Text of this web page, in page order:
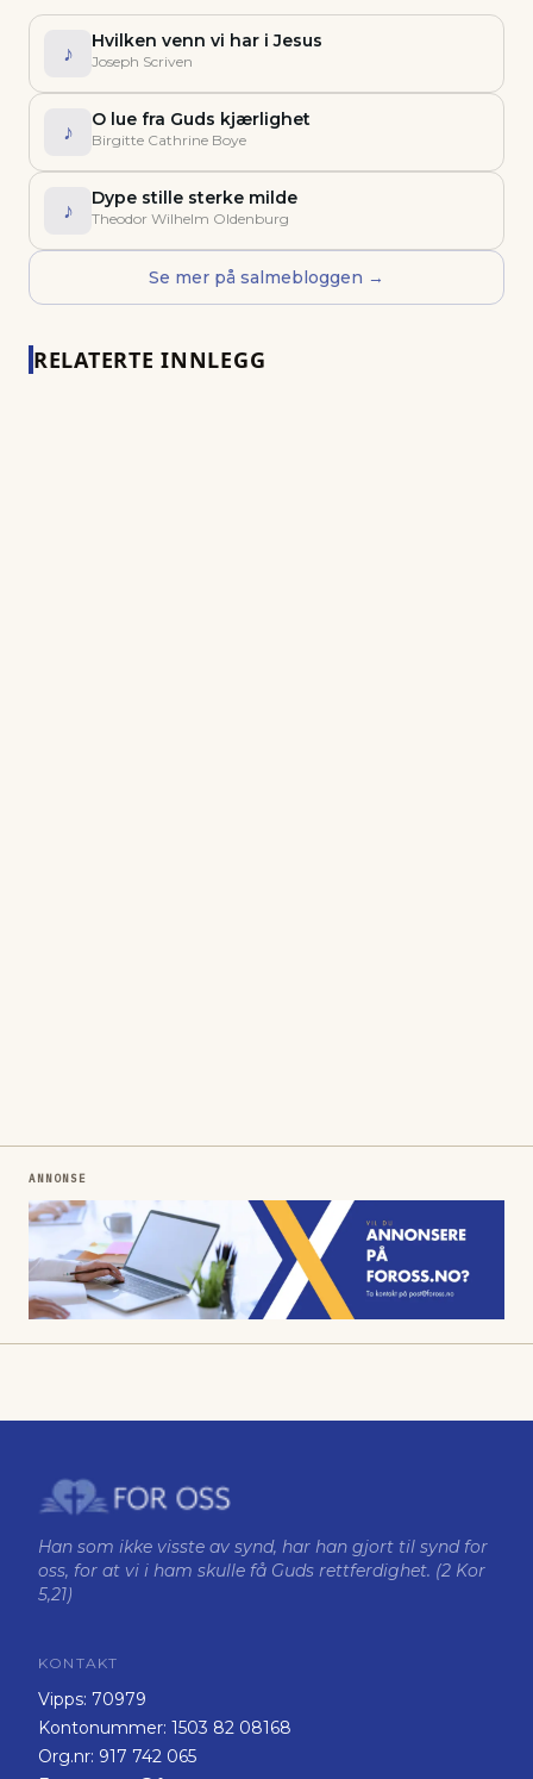
♪ Hvilken venn vi har i Jesus
Joseph Scriven
♪ O lue fra Guds kjærlighet
Birgitte Cathrine Boye
♪ Dype stille sterke milde
Theodor Wilhelm Oldenburg
Se mer på salmebloggen →
RELATERTE INNLEGG
ANNONSE
Han som ikke visste av synd, har han gjort til synd for
oss, for at vi i ham skulle få Guds rettferdighet. (2 Kor
5,21)
KONTAKT
Vipps: 70979
Kontonummer: 1503 82 08168
Org.nr: 917 742 065